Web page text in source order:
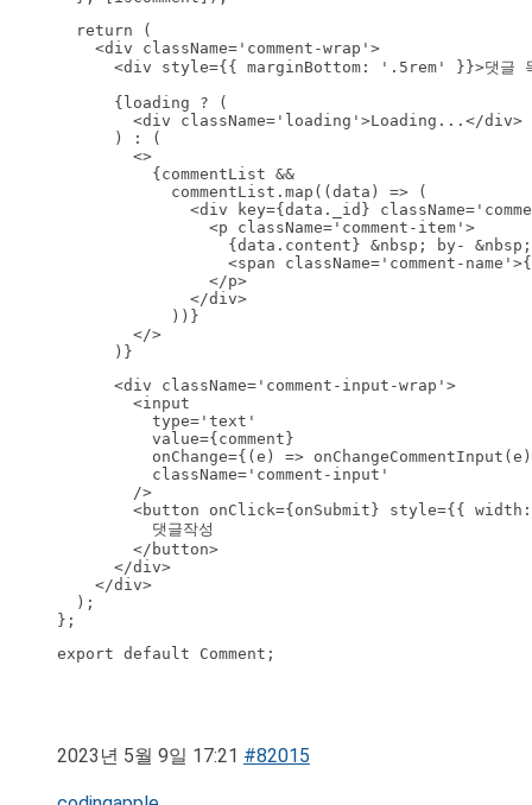
return (
<div className='comment-wrap'>
<div style={{ marginBottom: '.5rem' }}>댓글
{loading ? (
<div className='loading'>Loading...</div>
) : (
<>
{commentList &&
commentList.map((data) => (
<div key={data._id}
<p className='comment-item'>
{data.content} &nbsp; by- &nbsp;
<span className='comment-
</p>
</div>
))}
</>
)}
<div className='comment-input-wrap'>
<input
type='text'
value={comment}
onChange={(e) =>
className='comment-input'
/>
<button onClick={onSubmit} style={{ width:
댓글작성
</button>
</div>
</div>
);
};
export default Comment;
2023년 5월 9일 17:21 #82015